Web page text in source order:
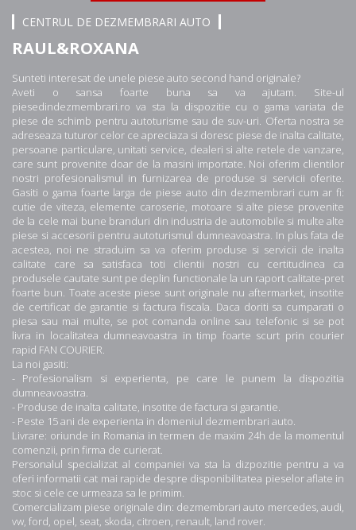
CENTRUL DE DEZMEMBRARI AUTO
RAUL&ROXANA
Sunteti interesat de unele piese auto second hand originale?
Aveti o sansa foarte buna sa va ajutam. Site-ul
piesedindezmembrari.ro va sta la dispozitie cu o gama variata de
piese de schimb pentru autoturisme sau de suv-uri. Oferta nostra se
adreseaza tuturor celor ce apreciaza si doresc piese de inalta calitate,
persoane particulare, unitati service, dealeri si alte retele de vanzare,
care sunt provenite doar de la masini importate. Noi oferim clientilor
nostri profesionalismul in furnizarea de produse si servicii oferite.
Gasiti o gama foarte larga de piese auto din dezmembrari cum ar fi:
cutie de viteza, elemente caroserie, motoare si alte piese provenite
de la cele mai bune branduri din industria de automobile si multe alte
piese si accesorii pentru autoturismul dumneavoastra. In plus fata de
acestea, noi ne straduim sa va oferim produse si servicii de inalta
calitate care sa satisfaca toti clientii nostri cu certitudinea ca
produsele cautate sunt pe deplin functionale la un raport calitate-pret
foarte bun. Toate aceste piese sunt originale nu aftermarket, insotite
de certificat de garantie si factura fiscala. Daca doriti sa cumparati o
piesa sau mai multe, se pot comanda online sau telefonic si se pot
livra in localitatea dumneavoastra in timp foarte scurt prin courier
rapid FAN COURIER.
La noi gasiti:
- Profesionalism si experienta, pe care le punem la dispozitia
dumneavoastra.
- Produse de inalta calitate, insotite de factura si garantie.
- Peste 15 ani de experienta in domeniul dezmembrari auto.
Livrare: oriunde in Romania in termen de maxim 24h de la momentul
comenzii, prin firma de curierat.
Personalul specializat al companiei va sta la dizpozitie pentru a va
oferi informatii cat mai rapide despre disponibilitatea pieselor aflate in
stoc si cele ce urmeaza sa le primim.
Comercializam piese originale din: dezmembrari auto mercedes, audi,
vw, ford, opel, seat, skoda, citroen, renault, land rover.